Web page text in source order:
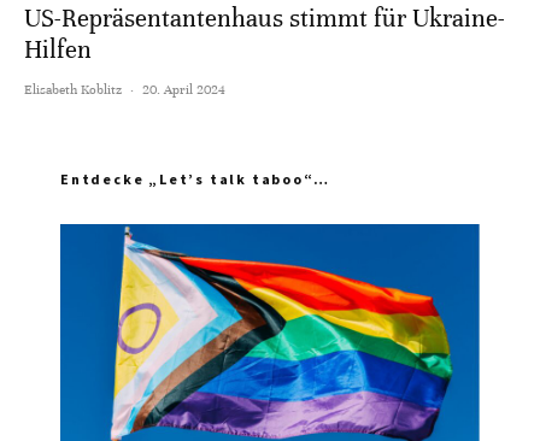
US-Repräsentantenhaus stimmt für Ukraine-
Hilfen
Elisabeth Koblitz · 20. April 2024
Entdecke „Let’s talk taboo“…